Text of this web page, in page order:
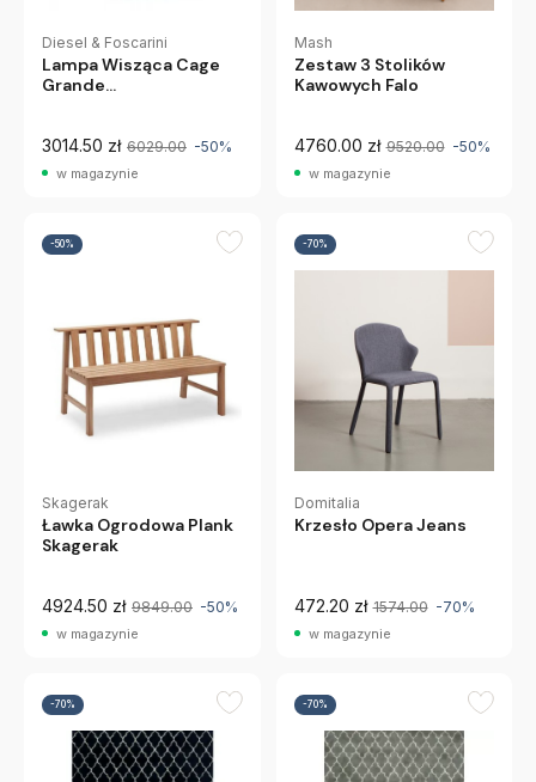
Diesel & Foscarini
Lampa Wisząca Cage
Grande
3014.50 zł 6029.00 -50%
w magazynie
Mash
Zestaw 3 Stolików
Kawowych Falo
4760.00 zł 9520.00 -50%
w magazynie
-50%
Skagerak
Ławka Ogrodowa Plank
Skagerak
4924.50 zł 9849.00 -50%
w magazynie
-70%
Domitalia
Krzesło Opera Jeans
472.20 zł 1574.00 -70%
w magazynie
-70% -70%